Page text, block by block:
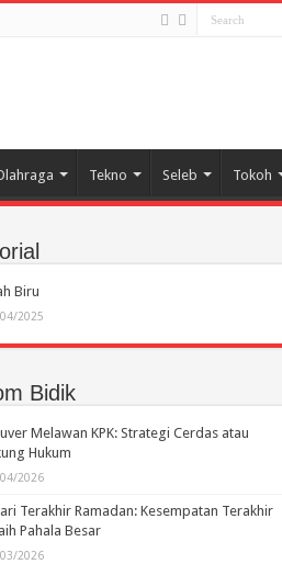
Tekno Seleb Tokoh
Biru
2025
Bidik
Melawan KPK: Strategi Cerdas atau
Hukum
2026
Terakhir Ramadan: Kesempatan Terakhir
Pahala Besar
2026